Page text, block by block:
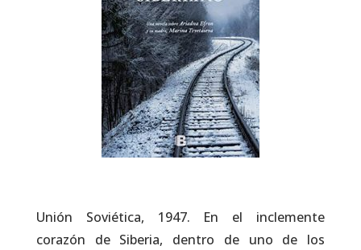
Unión Soviética, 1947. En el inclemente
corazón de Siberia, dentro de uno de los